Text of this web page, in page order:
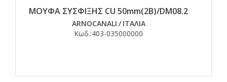
ΜΟΥΦΑ ΣΥΣΦΙΞΗΣ CU 50mm(2Β)/DM08.2
ARNOCANALI / ΙΤΑΛΙΑ
Κωδ.:403-035000000